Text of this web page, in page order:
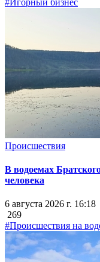
Происшествия
В водоемах
человека
6 августа 2026 г. 16:18
269
#Происшествия на